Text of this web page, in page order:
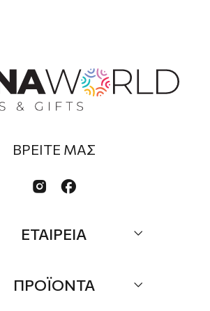
ΒΡΕΙΤΕ ΜΑΣ
 
ΕΤΑΙΡΕΙΑ
Επικοινωνία
ΠΡΟΪΟΝΤΑ